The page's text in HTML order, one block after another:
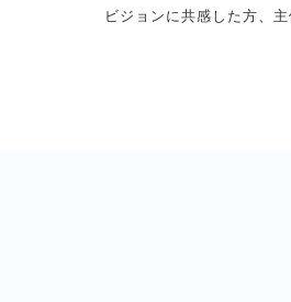
ビジョンに共感した方、